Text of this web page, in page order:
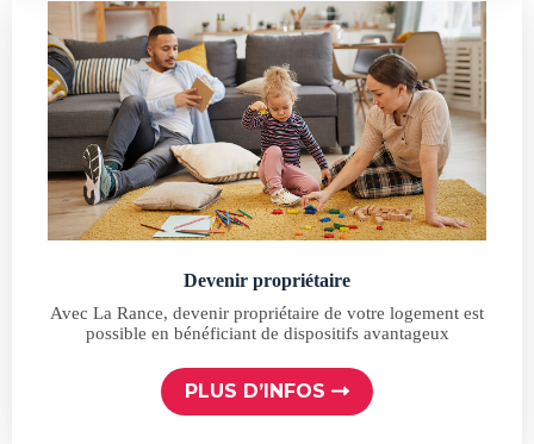
Devenir propriétaire
Avec La Rance, devenir propriétaire de votre logement est
possible en bénéficiant de dispositifs avantageux
PLUS D’INFOS